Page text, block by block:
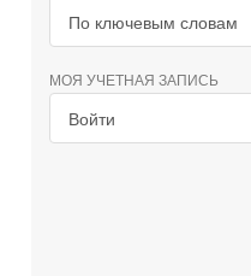
По ключевым словам
МОЯ УЧЕТНАЯ ЗАПИСЬ
Войти